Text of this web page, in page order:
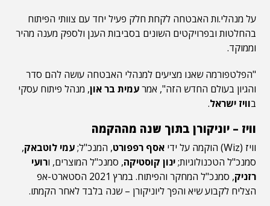
על מנהלי.ות האבטחה לקחת חלק פעיל יחד עם צוותי הפיתוח
בהחלטות ובפרויקטים השונים בסביבות הענן ולספק מענה מהיר
וממוקד.
"הפלטפורמה שאנו מציעים למנהלי האבטחה עושה להם סדר
והגיון בעולם החדש הזה", אמרעמית בר און, מנהל פיתוח עסקי
בוויז ישראל.
וויז – יוניקורן בתוך שנה מההקמה
וויז (Wiz) הוקמה על ידי אסף רפפורט, המנכ"ל;עמי לוטבאק,
סמנכ"ל הטכנולוגיות;ינון קוסטיקה, סמנכ"ל המוצרים, ורועי
רזניק
, סמנכ"ל המחקר והפיתוח. במרץ 2021 הסטארט-אפ
הצליח לקבוע שיא והפך ליוניקורן – שנה בלבד לאחר הקמתו.